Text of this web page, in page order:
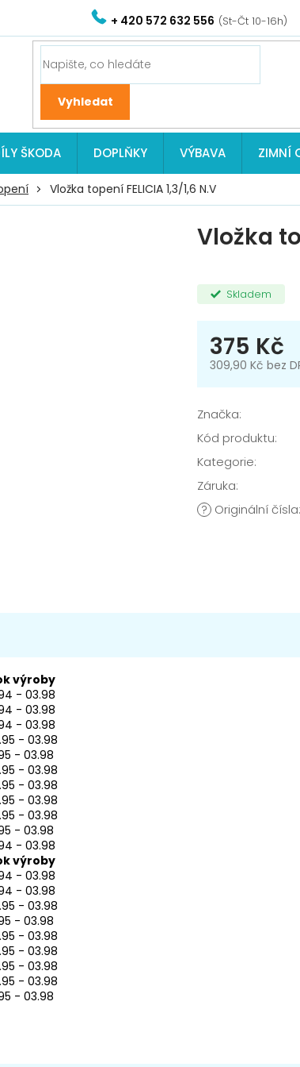
+ 420 572 632 556
ŠKODA DOPLŇKY VÝBAVA ZIMNÍ
Vložka topení FELICIA 1,3/1,6 N.V
Vložka
Skladem
375 Kč
309,90 Kč bez
Značka:
Kód produktu:
Kategorie:
Záruka:
? Originální čísla:
výroby
- 03.98
- 03.98
- 03.98
- 03.98
- 03.98
- 03.98
- 03.98
- 03.98
- 03.98
- 03.98
- 03.98
výroby
- 03.98
- 03.98
- 03.98
- 03.98
- 03.98
- 03.98
- 03.98
- 03.98
- 03.98